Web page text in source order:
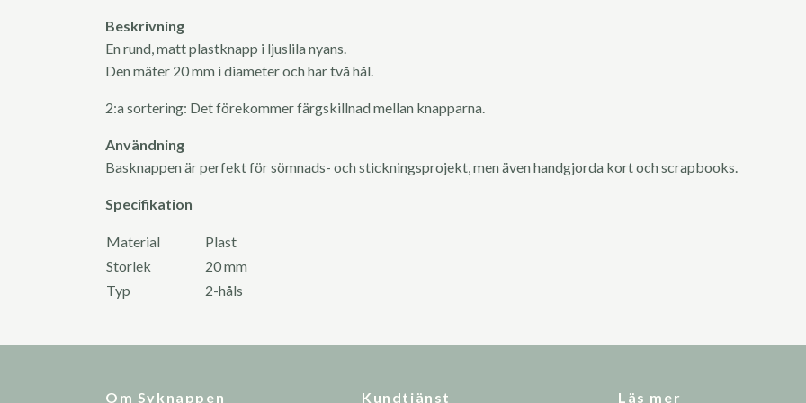
Beskrivning
En rund, matt plastknapp i ljuslila nyans.
Den mäter 20 mm i diameter och har två hål.
2:a sortering: Det förekommer färgskillnad mellan knapparna.
Användning
Basknappen är perfekt för sömnads- och stickningsprojekt, men även handgjorda kort och scrapbooks.
Specifikation
Material
Plast
Storlek
20 mm
Typ
2-håls
Om Syknappen Kundtjänst Läs mer